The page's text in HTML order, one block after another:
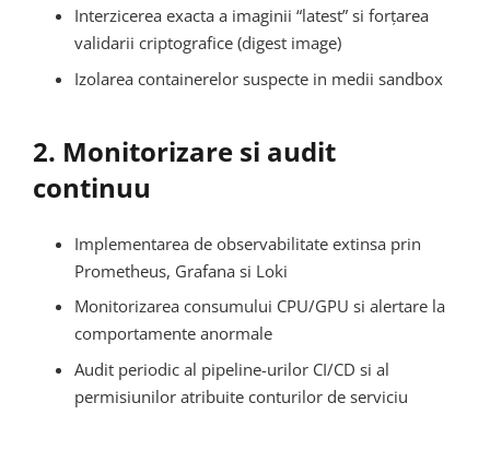
Interzicerea exacta a imaginii “latest” si forțarea
validarii criptografice (digest image)
Izolarea containerelor suspecte in medii sandbox
2. Monitorizare si audit
continuu
Implementarea de observabilitate extinsa prin
Prometheus, Grafana si Loki
Monitorizarea consumului CPU/GPU si alertare la
comportamente anormale
Audit periodic al pipeline-urilor CI/CD si al
permisiunilor atribuite conturilor de serviciu